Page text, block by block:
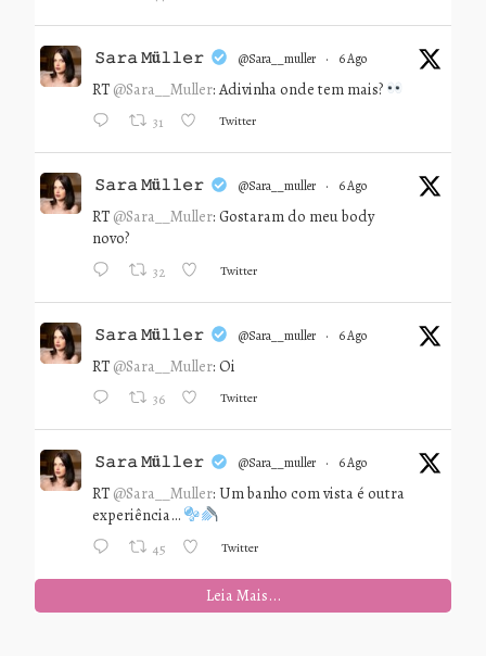
𝚂𝚊𝚛𝚊 𝙼ü𝚕𝚕𝚎𝚛 @sara__muller · 6 Ago
RT @Sara__Muller: Adivinha onde tem mais?
31 Twitter
𝚂𝚊𝚛𝚊 𝙼ü𝚕𝚕𝚎𝚛 @sara__muller · 6 Ago
RT @Sara__Muller: Gostaram do meu body
novo?
32 Twitter
𝚂𝚊𝚛𝚊 𝙼ü𝚕𝚕𝚎𝚛 @sara__muller · 6 Ago
RT @Sara__Muller: Oi
36 Twitter
𝚂𝚊𝚛𝚊 𝙼ü𝚕𝚕𝚎𝚛 @sara__muller · 6 Ago
RT @Sara__Muller: Um banho com vista é outra
experiência…
45 Twitter
Leia Mais...